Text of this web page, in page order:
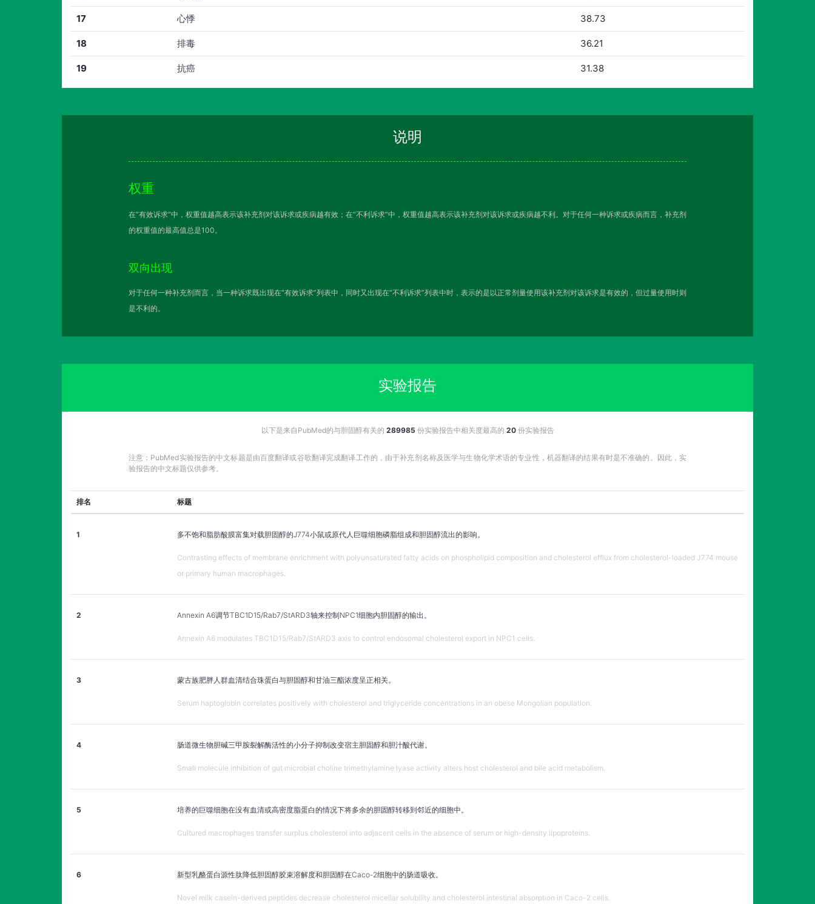
17 心悸 38.73
18 排毒 36.21
19 抗癌 31.38
说明
权重
在“有效诉求”中，权重值越高表示该补充剂对该诉求或疾病越有效；在“不利诉求”中，权重值越高表示该补充剂对该诉求或疾病越不利。对于任何一种诉求或疾病而言，补充剂
的权重值的最高值总是100。
双向出现
对于任何一种补充剂而言，当一种诉求既出现在“有效诉求”列表中，同时又出现在“不利诉求”列表中时，表示的是以正常剂量使用该补充剂对该诉求是有效的，但过量使用时则
是不利的。
实验报告
以下是来自PubMed的与胆固醇有关的 289985 份实验报告中相关度最高的 20份实验报告
注意：PubMed实验报告的中文标题是由百度翻译或谷歌翻译完成翻译工作的，由于补充剂名称及医学与生物化学术语的专业性，机器翻译的结果有时是不准确的。因此，实
验报告的中文标题仅供参考。
排名 标题
1 多不饱和脂肪酸膜富集对载胆固醇的J774小鼠或原代人巨噬细胞磷脂组成和胆固醇流出的影响。
Contrasting effects of membrane enrichment with polyunsaturated fatty acids on phospholipid composition and cholesterol efflux from cholesterol-loaded J774 mouse
or primary human macrophages.
2 Annexin A6调节TBC1D15/Rab7/StARD3轴来控制NPC1细胞内胆固醇的输出。
Annexin A6 modulates TBC1D15/Rab7/StARD3 axis to control endosomal cholesterol export in NPC1 cells.
3 蒙古族肥胖人群血清结合珠蛋白与胆固醇和甘油三酯浓度呈正相关。
Serum haptoglobin correlates positively with cholesterol and triglyceride concentrations in an obese Mongolian population.
4 肠道微生物胆碱三甲胺裂解酶活性的小分子抑制改变宿主胆固醇和胆汁酸代谢。
Small molecule inhibition of gut microbial choline trimethylamine lyase activity alters host cholesterol and bile acid metabolism.
5 培养的巨噬细胞在没有血清或高密度脂蛋白的情况下将多余的胆固醇转移到邻近的细胞中。
Cultured macrophages transfer surplus cholesterol into adjacent cells in the absence of serum or high-density lipoproteins.
6 新型乳酪蛋白源性肽降低胆固醇胶束溶解度和胆固醇在Caco-2细胞中的肠道吸收。
Novel milk casein-derived peptides decrease cholesterol micellar solubility and cholesterol intestinal absorption in Caco-2 cells.